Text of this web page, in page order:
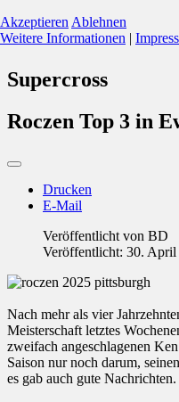
Supercross
Roczen Top 3 in
Drucken
E-Mail
Veröffentlicht von BD
Veröffentlicht: 30. April
Nach mehr als vier
Meisterschaft letztes
zweifach angeschlagenen
Saison nur noch darum,
es gab auch gute Nachrichten.
Akzeptieren Ablehnen
Weitere Informationen |